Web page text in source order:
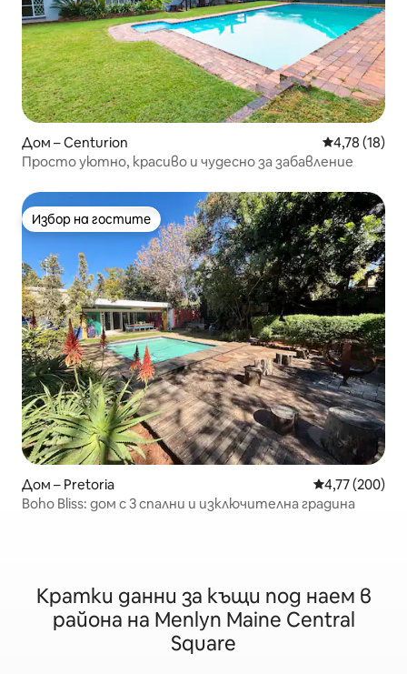
Дом – Centurion Средна
4,78 (18)
Просто уютно, красиво и чудесно за забавление
Избор на гостите
Избор на гостите
Дом – Pretoria Средна
4,77 (200)
Boho Bliss: дом с 3 спални и изключителна градина
Кратки данни за къщи под наем в
района на Menlyn Maine Central
Square